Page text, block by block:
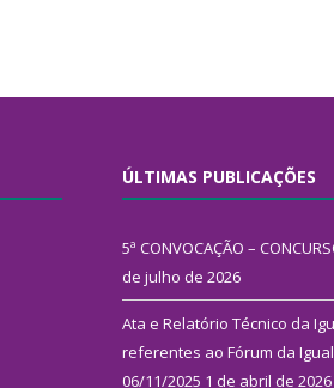
ÚLTIMAS PUBLICAÇÕES
5ª CONVOCAÇÃO –
de julho de 2026
Ata e Relatório Técnico da
referentes ao Fórum da
06/11/2025 1 de abril de 2026